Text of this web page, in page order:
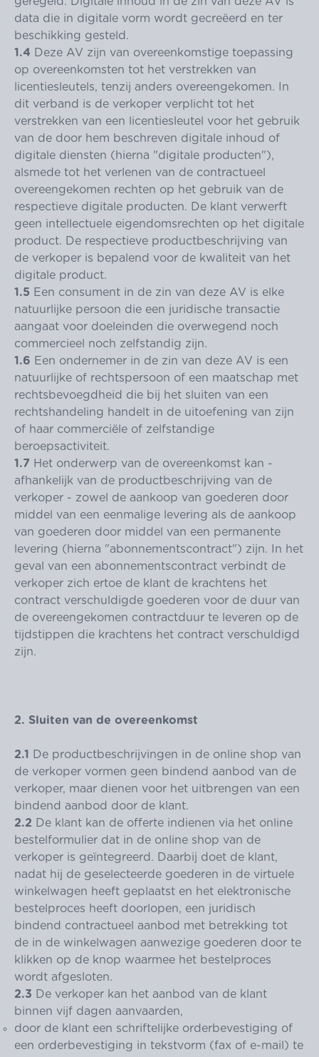
data die in digitale vorm wordt gecreëerd en ter
beschikking gesteld.
1.4 Deze AV zijn van overeenkomstige toepassing
op overeenkomsten tot het verstrekken van
licentiesleutels, tenzij anders overeengekomen. In
dit verband is de verkoper verplicht tot het
verstrekken van een licentiesleutel voor het gebruik
van de door hem beschreven digitale inhoud of
digitale diensten (hierna "digitale producten"),
alsmede tot het verlenen van de contractueel
overeengekomen rechten op het gebruik van de
respectieve digitale producten. De klant verwerft
geen intellectuele eigendomsrechten op het digitale
product. De respectieve productbeschrijving van
de verkoper is bepalend voor de kwaliteit van het
digitale product.
1.5 Een consument in de zin van deze AV is elke
natuurlijke persoon die een juridische transactie
aangaat voor doeleinden die overwegend noch
commercieel noch zelfstandig zijn.
1.6 Een ondernemer in de zin van deze AV is een
natuurlijke of rechtspersoon of een maatschap met
rechtsbevoegdheid die bij het sluiten van een
rechtshandeling handelt in de uitoefening van zijn
of haar commerciële of zelfstandige
beroepsactiviteit.
1.7 Het onderwerp van de overeenkomst kan -
afhankelijk van de productbeschrijving van de
verkoper - zowel de aankoop van goederen door
middel van een eenmalige levering als de aankoop
van goederen door middel van een permanente
levering (hierna "abonnementscontract") zijn. In het
geval van een abonnementscontract verbindt de
verkoper zich ertoe de klant de krachtens het
contract verschuldigde goederen voor de duur van
de overeengekomen contractduur te leveren op de
tijdstippen die krachtens het contract verschuldigd
zijn.
2. Sluiten van de overeenkomst
2.1
De productbeschrijvingen in de online shop van
de verkoper vormen geen bindend aanbod van de
verkoper, maar dienen voor het uitbrengen van een
bindend aanbod door de klant.
2.2 De klant kan de offerte indienen via het online
bestelformulier dat in de online shop van de
verkoper is geïntegreerd. Daarbij doet de klant,
nadat hij de geselecteerde goederen in de virtuele
winkelwagen heeft geplaatst en het elektronische
bestelproces heeft doorlopen, een juridisch
bindend contractueel aanbod met betrekking tot
de in de winkelwagen aanwezige goederen door te
klikken op de knop waarmee het bestelproces
wordt afgesloten.
2.3 De verkoper kan het aanbod van de klant
binnen vijf dagen aanvaarden,
door de klant een schriftelijke orderbevestiging of
een orderbevestiging in tekstvorm (fax of e-mail) te